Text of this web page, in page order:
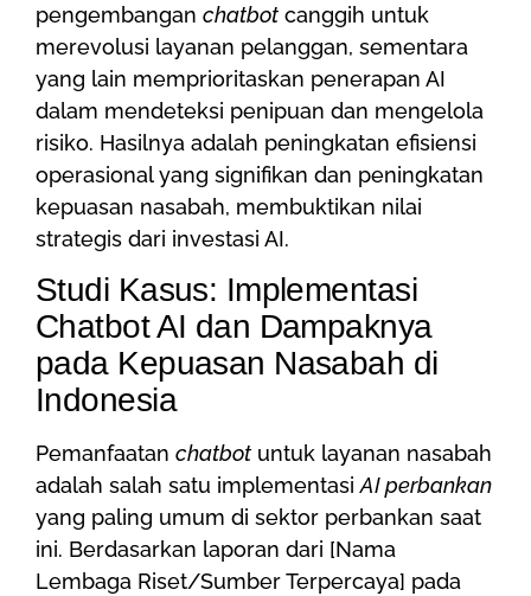
pengembangan chatbot canggih untuk
merevolusi layanan pelanggan, sementara
yang lain memprioritaskan penerapan AI
dalam mendeteksi penipuan dan mengelola
risiko. Hasilnya adalah peningkatan efisiensi
operasional yang signifikan dan peningkatan
kepuasan nasabah, membuktikan nilai
strategis dari investasi AI.
Studi Kasus: Implementasi
Chatbot AI dan Dampaknya
pada Kepuasan Nasabah di
Indonesia
Pemanfaatan chatbot untuk layanan nasabah
adalah salah satu implementasiAI perbankan
yang paling umum di sektor perbankan saat
ini. Berdasarkan laporan dari [Nama
Lembaga Riset/Sumber Terpercaya] pada